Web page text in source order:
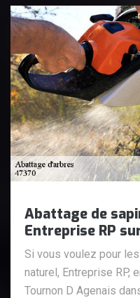
Abattage de
Entreprise RP
Si vous voulez pour
naturel, Entreprise RP,
Tournon D Agenais